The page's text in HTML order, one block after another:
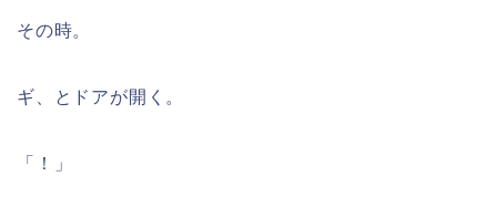
その時。
ギ、とドアが開く。
「！」